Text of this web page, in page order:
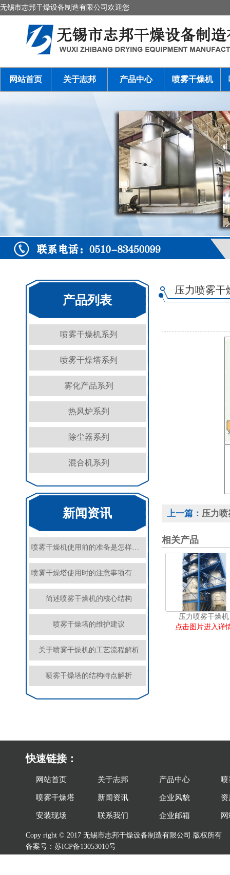
无锡市志邦干燥设备制造有限公司欢迎您
网站首页 关于志邦 产品中心 喷雾干燥机
产品列表
喷雾干燥机系列
喷雾干燥塔系列
雾化产品系列
热风炉系列
除尘器系列
混合机系列
新闻资讯
喷雾干燥机使用前的准备是怎样的？
喷雾干燥塔使用时的注意事项有哪些？
简述喷雾干燥机的核心结构
喷雾干燥塔的维护建议
关于喷雾干燥机的工艺流程解析
喷雾干燥塔的结构特点解析
压力喷雾干
上一篇： 压力
相关产品
压力喷雾干燥机
点击图片进入详
快速链接：
网站首页 关于志邦 产品中心 喷
喷雾干燥塔 新闻资讯 企业风貌
安装现场 联系我们 企业邮箱
Copy right © 2017 无锡市志邦干燥设备制造有限公司 版权所有
备案号： 苏ICP备13053010号